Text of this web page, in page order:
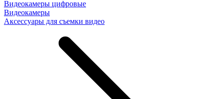
Видеокамеры цифровые
Видеокамеры
Аксессуары для съемки видео